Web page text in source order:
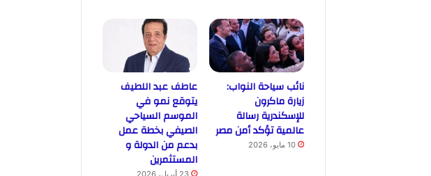
نائب سياحة النواب:
زيارة ماكرون
للإسكندرية رسالة
عالمية تؤكد أمن مصر
10 مايو، 2026
عاطف عبد اللطيف
يتوقع نمو في
الموسم السياحي
الصيفي بخطة عمل
بدعم من الدولة و
المستثمرين
23 أبريل، 2026